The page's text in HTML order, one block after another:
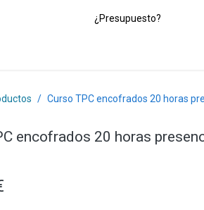
¿Presupuesto?
Curso TPC encofrados 20 horas
encofrados 20 horas